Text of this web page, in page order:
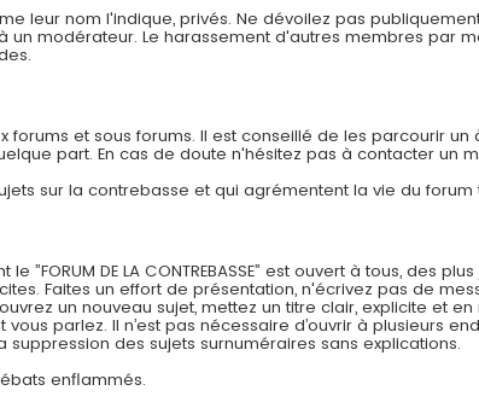
leur nom l'indique, privés. Ne dévoilez pas
un modérateur. Le harassement d'autres membres par
forums et sous forums. Il est conseillé de les parcourir
part. En cas de doute n'hésitez pas à contacter un
sur la contrebasse et qui agrémentent la vie du
”FORUM DE LA CONTREBASSE” est ouvert à tous, des
Faites un effort de présentation, n'écrivez pas de
un nouveau sujet, mettez un titre clair, explicite et
parlez. Il n’est pas nécessaire d’ouvrir à plusieurs
des sujets surnuméraires sans explications.
enflammés.